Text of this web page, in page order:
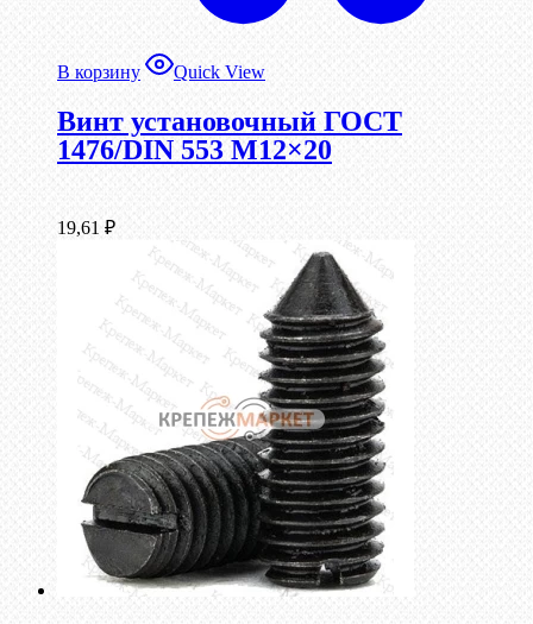
В корзину Quick View
Винт установочный ГОСТ
1476/DIN 553 М12×20
19,61 ₽